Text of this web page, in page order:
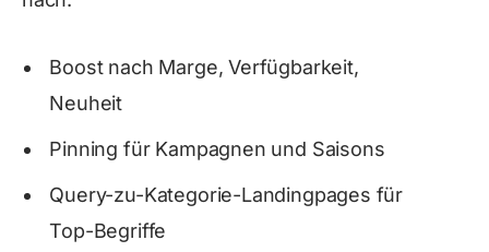
Boost nach Marge, Verfügbarkeit,
Neuheit
Pinning für Kampagnen und Saisons
Query-zu-Kategorie-Landingpages für
Top-Begriffe